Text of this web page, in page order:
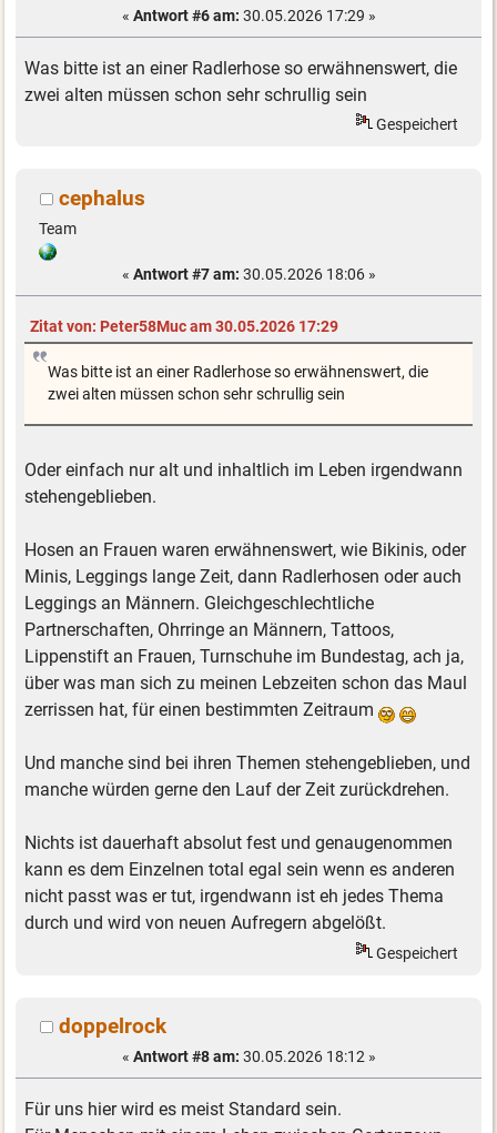
« Antwort #6 am: 30.05.2026 17:29 »
Was bitte ist an einer Radlerhose so erwähnenswert, die
zwei alten müssen schon sehr schrullig sein
Gespeichert
cephalus
Team
« Antwort #7 am: 30.05.2026 18:06 »
Zitat von: Peter58Muc am 30.05.2026 17:29
Was bitte ist an einer Radlerhose so erwähnenswert, die
zwei alten müssen schon sehr schrullig sein
Oder einfach nur alt und inhaltlich im Leben irgendwann
stehengeblieben.
Hosen an Frauen waren erwähnenswert, wie Bikinis, oder
Minis, Leggings lange Zeit, dann Radlerhosen oder auch
Leggings an Männern. Gleichgeschlechtliche
Partnerschaften, Ohrringe an Männern, Tattoos,
Lippenstift an Frauen, Turnschuhe im Bundestag, ach ja,
über was man sich zu meinen Lebzeiten schon das Maul
zerrissen hat, für einen bestimmten Zeitraum
Und manche sind bei ihren Themen stehengeblieben, und
manche würden gerne den Lauf der Zeit zurückdrehen.
Nichts ist dauerhaft absolut fest und genaugenommen
kann es dem Einzelnen total egal sein wenn es anderen
nicht passt was er tut, irgendwann ist eh jedes Thema
durch und wird von neuen Aufregern abgelößt.
Gespeichert
doppelrock
« Antwort #8 am: 30.05.2026 18:12 »
Für uns hier wird es meist Standard sein.